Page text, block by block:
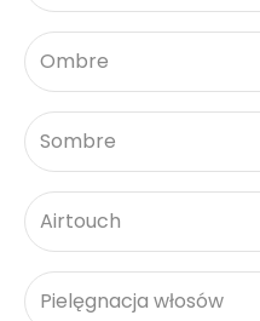
Ombre
Sombre
Airtouch
Pielęgnacja włosów